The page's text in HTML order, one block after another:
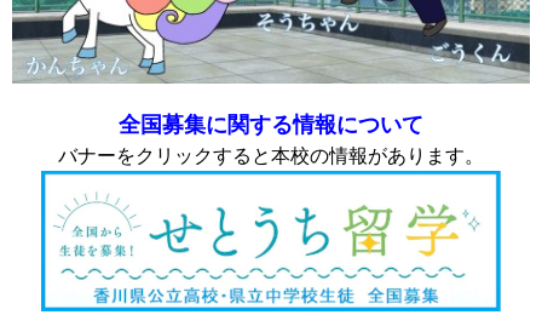
全国募集に関する情報について
バナーをクリックすると本校の情報があります。